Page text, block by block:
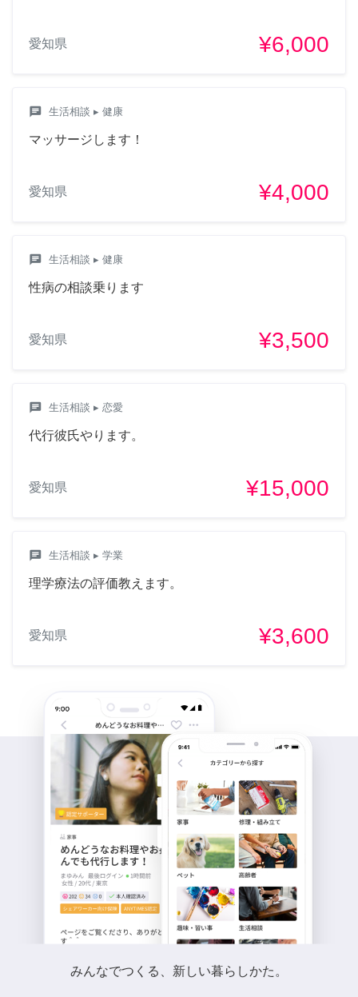
愛知県 ¥6,000
chat 生活相談 ▸ 健康
マッサージします！
愛知県 ¥4,000
chat 生活相談 ▸ 健康
性病の相談乗ります
愛知県 ¥3,500
chat 生活相談 ▸ 恋愛
代行彼氏やります。
愛知県 ¥15,000
chat 生活相談 ▸ 学業
理学療法の評価教えます。
愛知県 ¥3,600
みんなでつくる、新しい暮らしかた。